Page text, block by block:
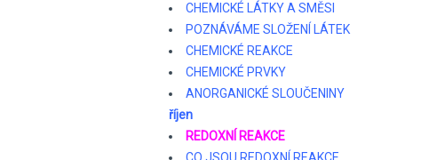
CHEMICKÉ LÁTKY A SMĚSI
POZNÁVÁME SLOŽENÍ LÁTEK
CHEMICKÉ REAKCE
CHEMICKÉ PRVKY
ANORGANICKÉ SLOUČENINY
říjen
REDOXNÍ REAKCE